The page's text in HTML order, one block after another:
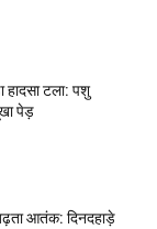
हादसा टला: पशु
पेड़
आतंक: दिनदहाड़े